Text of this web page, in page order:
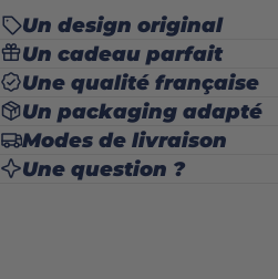
Un design original
Un cadeau parfait
Une qualité française
Un packaging adapté
Modes de livraison
Une question ?